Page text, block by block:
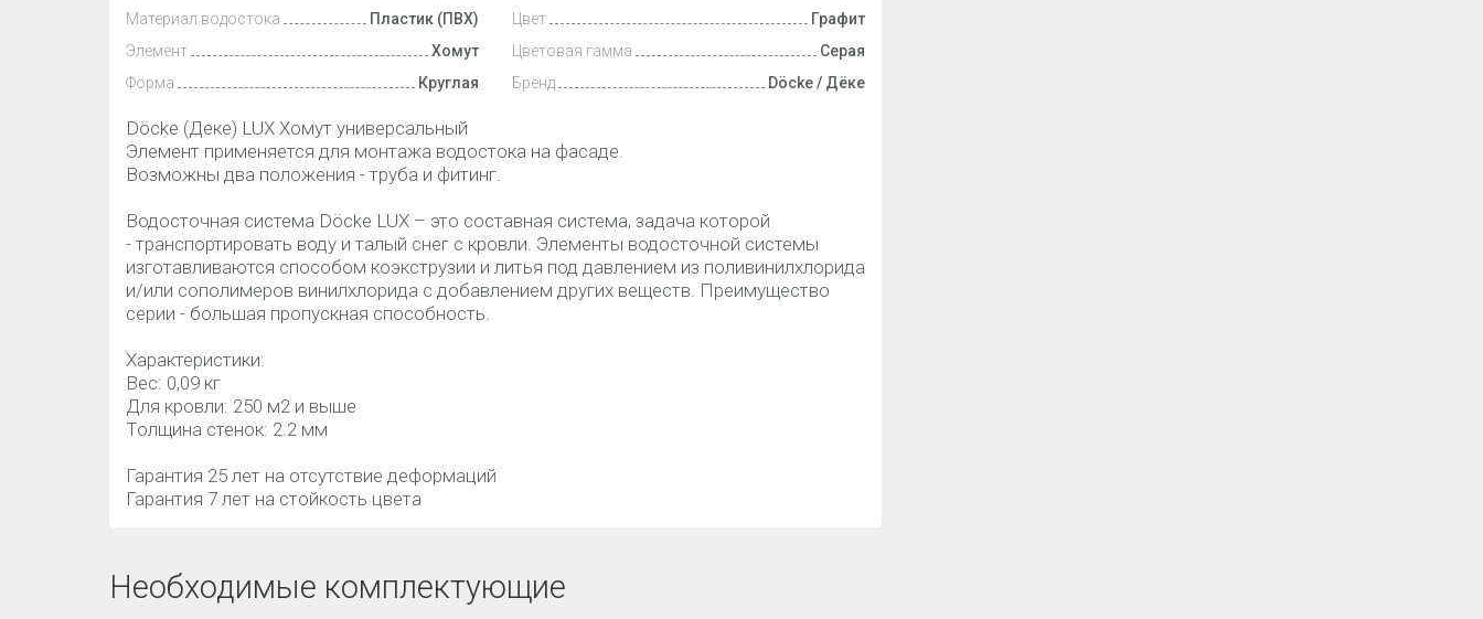
Материал водостока
Пластик (ПВХ)
Элемент
Хомут
Форма
Круглая
Цвет
Графит
Цветовая гамма
Серая
Бренд
Döcke / Дёке
Döcke (Деке) LUX Хомут универсальный
Элемент применяется для монтажа водостока на фасаде.
Возможны два положения - труба и фитинг.
Водосточная система Döcke LUX – это составная система, задача которой
- транспортировать воду и талый снег с кровли. Элементы водосточной системы
изготавливаются способом коэкструзии и литья под давлением из поливинилхлорида
и/или сополимеров винилхлорида с добавлением других веществ. Преимущество
серии - большая пропускная способность.
Характеристики:
Вес: 0,09 кг
Для кровли: 250 м2 и выше
Толщина стенок: 2.2 мм
Гарантия 25 лет на отсутствие деформаций
Гарантия 7 лет на стойкость цвета
Необходимые комплектующие